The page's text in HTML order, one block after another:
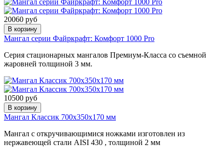
20060 руб
В корзину
Мангал серии Файркрафт: Комфорт 1000 Pro
Серия стационарных мангалов Премиум-Класса со съемной
жаровней толщиной 3 мм.
10500 руб
В корзину
Мангал Классик 700х350х170 мм
Мангал с откручивающимися ножками изготовлен из
нержавеющей стали AISI 430 , толщиной 2 мм